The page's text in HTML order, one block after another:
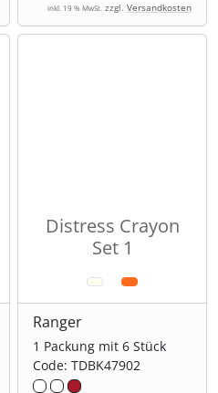
inkl. 19 % MwSt. zzgl. Versandkosten
Distress Crayon
Set 1
Ranger
1 Packung mit 6 Stück
Code: TDBK47902